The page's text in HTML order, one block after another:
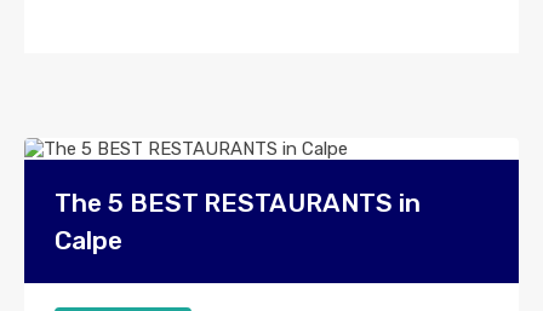
The 5 BEST RESTAURANTS in
Calpe